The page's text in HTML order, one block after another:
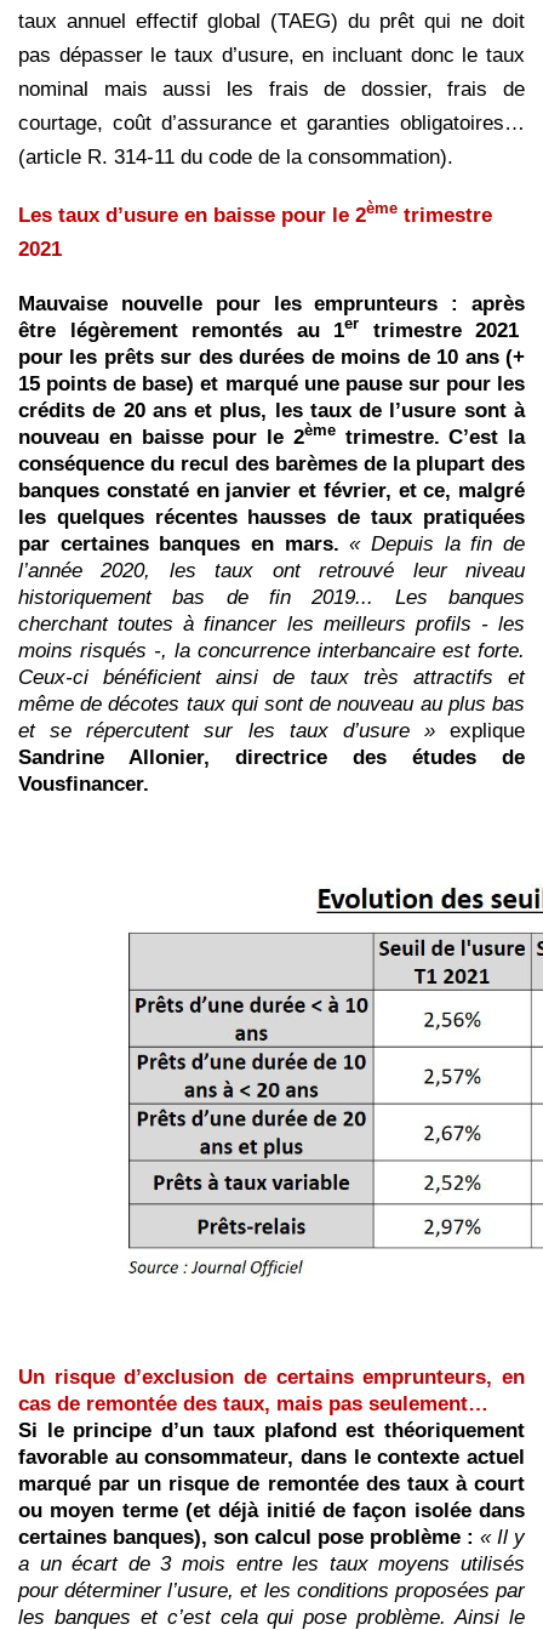
taux annuel effectif global (TAEG) du prêt qui ne doit
pas dépasser le taux d’usure, en incluant donc le taux
nominal mais aussi les frais de dossier, frais de
courtage, coût d’assurance et garanties obligatoires…
(article R. 314-11 du code de la consommation).
Les taux d’usure en baisse pour le 2ème trimestre
2021
Mauvaise nouvelle pour les emprunteurs : après
être légèrement remontés au 1er
trimestre 2021
pour les prêts sur des durées de moins de 10 ans (+
15 points de base) et marqué une pause sur pour les
crédits de 20 ans et plus, les taux de l’usure sont à
nouveau en baisse pour le 2èmetrimestre. C’est la
conséquence du recul des barèmes de la plupart des
banques constaté en janvier et février, et ce, malgré
les quelques récentes hausses de taux pratiquées
par certaines banques en mars.« Depuis la fin de
l’année 2020, les taux ont retrouvé leur niveau
historiquement bas de fin 2019... Les banques
cherchant toutes à financer les meilleurs profils - les
moins risqués -, la concurrence interbancaire est forte.
Ceux-ci bénéficient ainsi de taux très attractifs et
même de décotes taux qui sont de nouveau au plus bas
et se répercutent sur les taux d’usure » explique
Sandrine Allonier, directrice des études de
Vousfinancer.
Un risque d’exclusion de certains emprunteurs, en
cas de remontée des taux, mais pas seulement…
Si le principe d’un taux plafond est théoriquement
favorable au consommateur, dans le contexte actuel
marqué par un risque de remontée des taux à court
ou moyen terme (et déjà initié de façon isolée dans
certaines banques), son calcul pose problème : « Il y
a un écart de 3 mois entre les taux moyens utilisés
pour déterminer l’usure, et les conditions proposées par
les banques et c’est cela qui pose problème. Ainsi le